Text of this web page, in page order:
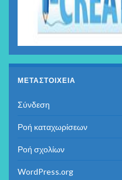
ΜΕΤΑΣΤΟΙΧΕΊΑ
Σύνδεση
Ροή καταχωρίσεων
Ροή σχολίων
WordPress.org